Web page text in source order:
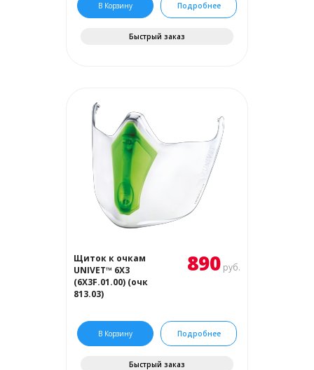
В Корзину Подробнее
Быстрый заказ
Щиток к очкам
UNIVET™ 6Х3
(6Х3F.01.00) (очк
813.03)
890 руб.
В Корзину Подробнее
Быстрый заказ